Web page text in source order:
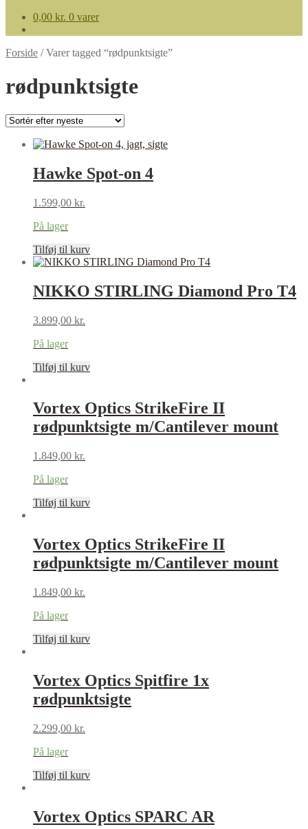
0,00 kr. 0 varer
Forside /Varer tagged “rødpunktsigte”
rødpunktsigte
Hawke Spot-on 4
1.599,00 kr.
På lager
Tilføj til kurv
NIKKO STIRLING Diamond Pro T4
3.899,00 kr.
På lager
Tilføj til kurv
Vortex Optics StrikeFire II
rødpunktsigte m/Cantilever mount
1.849,00 kr.
På lager
Tilføj til kurv
Vortex Optics StrikeFire II
rødpunktsigte m/Cantilever mount
1.849,00 kr.
På lager
Tilføj til kurv
Vortex Optics Spitfire 1x
rødpunktsigte
2.299,00 kr.
På lager
Tilføj til kurv
Vortex Optics SPARC AR